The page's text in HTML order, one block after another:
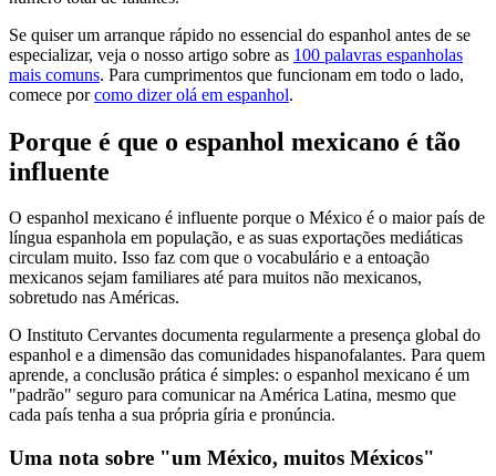
Se quiser um arranque rápido no essencial do espanhol antes de se
especializar, veja o nosso artigo sobre as 100 palavras espanholas
mais comuns. Para cumprimentos que funcionam em todo o lado,
comece porcomo dizer olá em espanhol.
Porque é que o espanhol mexicano é tão
influente
O espanhol mexicano é influente porque o México é o maior país de
língua espanhola em população, e as suas exportações mediáticas
circulam muito. Isso faz com que o vocabulário e a entoação
mexicanos sejam familiares até para muitos não mexicanos,
sobretudo nas Américas.
O Instituto Cervantes documenta regularmente a presença global do
espanhol e a dimensão das comunidades hispanofalantes. Para quem
aprende, a conclusão prática é simples: o espanhol mexicano é um
"padrão" seguro para comunicar na América Latina, mesmo que
cada país tenha a sua própria gíria e pronúncia.
Uma nota sobre "um México, muitos Méxicos"